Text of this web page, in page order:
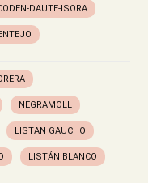
DAUTE-ISORA
NEGRAMOLL
LISTAN GAUCHO
LISTÁN BLANCO